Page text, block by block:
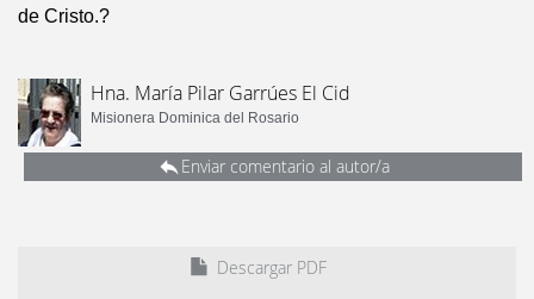
de Cristo.?
Hna. María Pilar Garrúes El Cid
Misionera Dominica del Rosario
Enviar comentario al autor/a
Descargar PDF